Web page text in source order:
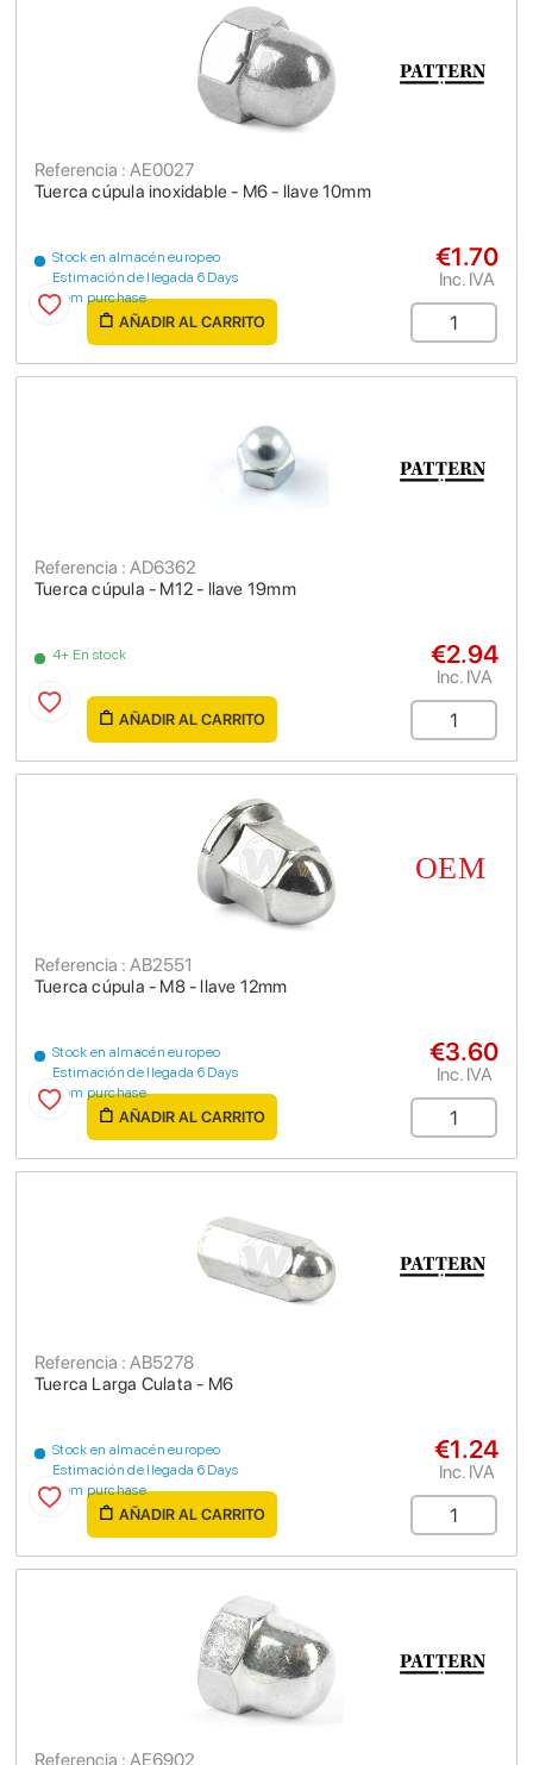
Tuerca cúpula inoxidable - M6 - llave 10mm
Referencia : AE0027
Stock en almacén europeo
Estimación de llegada 6 Days
from purchase
€1.70
Inc. IVA
AÑADIR AL CARRITO
Tuerca cúpula - M12 - llave 19mm
Referencia : AD6362
4+ En stock €2.94
Inc. IVA
AÑADIR AL CARRITO
Tuerca cúpula - M8 - llave 12mm
Referencia : AB2551
Stock en almacén europeo
Estimación de llegada 6 Days
from purchase
€3.60
Inc. IVA
AÑADIR AL CARRITO
Tuerca Larga Culata - M6
Referencia : AB5278
Stock en almacén europeo
Estimación de llegada 6 Days
from purchase
€1.24
Inc. IVA
AÑADIR AL CARRITO
Referencia : AE6902